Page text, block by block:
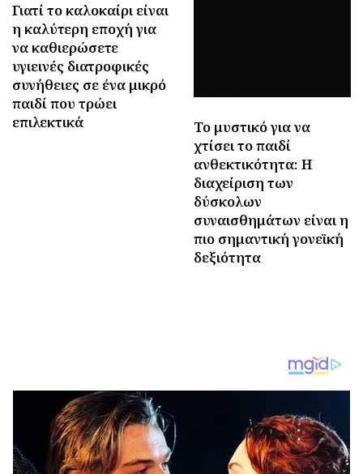
Γιατί το καλοκαίρι είναι
η καλύτερη εποχή για
να καθιερώσετε
υγιεινές διατροφικές
συνήθειες σε ένα μικρό
παιδί που τρώει
επιλεκτικά
Το μυστικό για να
χτίσει το παιδί
ανθεκτικότητα: Η
διαχείριση των
δύσκολων
συναισθημάτων είναι η
πιο σημαντική γονεϊκή
δεξιότητα